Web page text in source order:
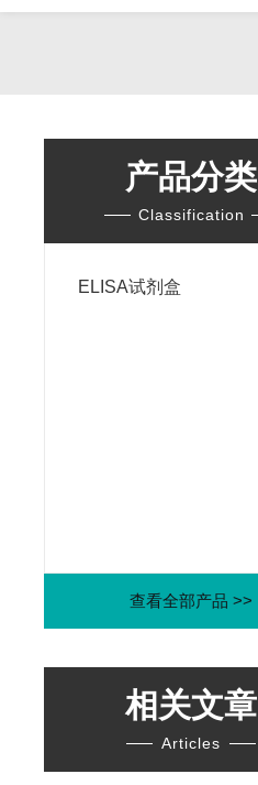
产品分类
Classification
ELISA试剂盒
查看全部产品 >>
相关文章
Articles